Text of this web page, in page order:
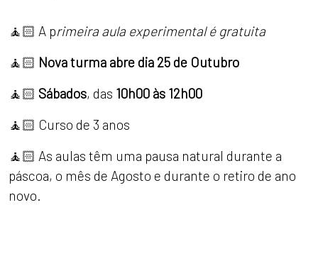
🧘🏻 A primeira aula experimental é gratuita
🧘🏻 Nova turma abre dia 25 de Outubro
🧘🏻 Sábados, das 10h00 às 12h00
🧘🏻 Curso de 3 anos
🧘🏻 As aulas têm uma pausa natural durante a
páscoa, o mês de Agosto e durante o retiro de ano
novo.